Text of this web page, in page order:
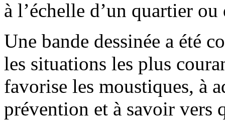
à l’échelle d’un quartier ou
Une bande dessinée a été
les situations les plus
favorise les moustiques, à
prévention et à savoir vers